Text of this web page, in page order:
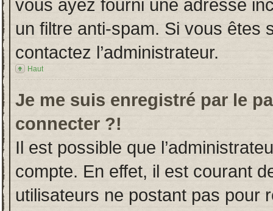
vous ayez fourni une adresse
un filtre anti-spam. Si vous êtes
contactez l’administrateur.
Haut
Je me suis enregistré par le
connecter ?!
Il est possible que
compte. En effet, il est courant
utilisateurs ne postant pas pour